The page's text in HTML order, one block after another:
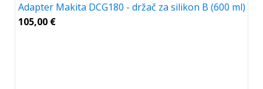
Adapter Makita DCG180 - držač za silikon B (600 ml)
105,00 €